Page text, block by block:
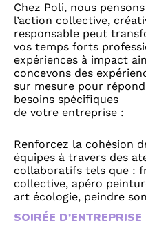
Chez Poli, nous
l’action collective,
responsable peut
vos temps forts
expériences à impact
concevons des
sur mesure pour
besoins spécifiques
de votre entreprise :
Renforcez la cohésion
équipes à travers des
collaboratifs tels que :
collective, apéro
art écologie, peindre
SOIRÉE D'ENTREPRISE